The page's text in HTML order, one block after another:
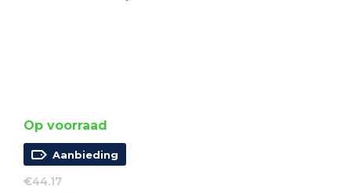
Op voorraad
Aanbieding
€44.17